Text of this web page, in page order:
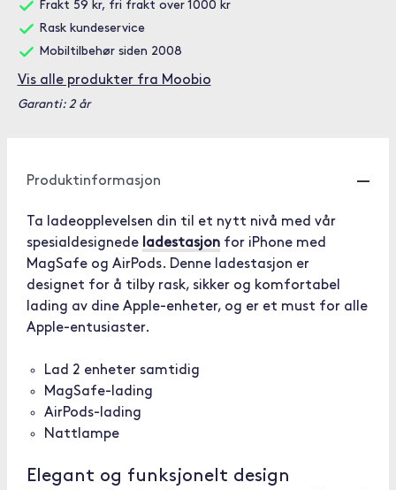
Frakt 59 kr, fri frakt over 1000 kr
Rask kundeservice
Mobiltilbehør siden 2008
Vis alle produkter fra Moobio
Garanti: 2 år
Produktinformasjon
Ta ladeopplevelsen din til et nytt nivå med vår
spesialdesignede ladestasjon for iPhone med
MagSafe og AirPods. Denne ladestasjon er
designet for å tilby rask, sikker og komfortabel
lading av dine Apple-enheter, og er et must for alle
Apple-entusiaster.
Lad 2 enheter samtidig
MagSafe-lading
AirPods-lading
Nattlampe
Elegant og funksjonelt design